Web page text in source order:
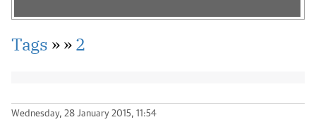
Tags »»2
Wednesday, 28 January 2015, 11:54